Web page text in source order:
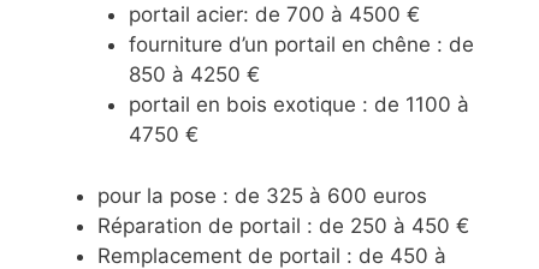
portail acier: de 700 à 4500 €
fourniture d’un portail en chêne : de
850 à 4250 €
portail en bois exotique : de 1100 à
4750 €
pour la pose : de 325 à 600 euros
Réparation de portail : de 250 à 450 €
Remplacement de portail : de 450 à